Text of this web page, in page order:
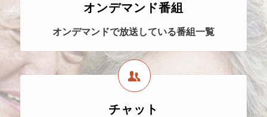
オンデマンド番組
オンデマンドで放送している番組一覧
チャット